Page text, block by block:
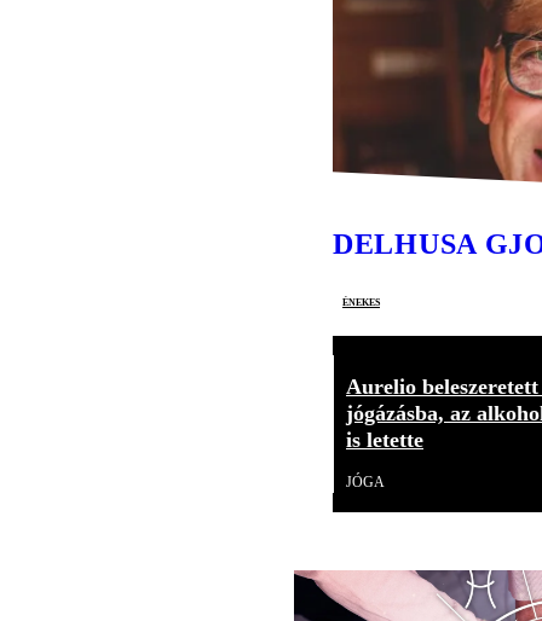
DELHUSA
énekes
Aurelio beleszeretett
jógázásba, az
is letette
JÓGA